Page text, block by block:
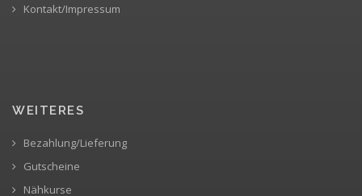
Kontakt/Impressum
WEITERES
Bezahlung/Lieferung
Gutscheine
Nähkurse